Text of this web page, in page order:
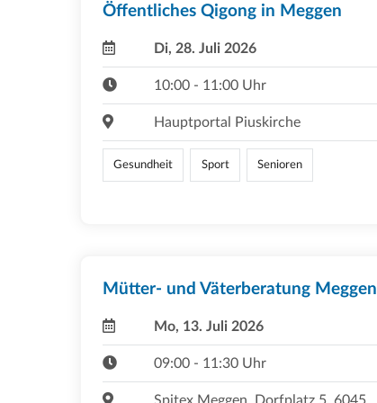
Öffentliches Qigong in Meggen
Di, 28. Juli 2026
10:00 - 11:00 Uhr
Hauptportal Piuskirche
Gesundheit Sport Senioren
Mütter- und Väterberatung Meggen
Mo, 13. Juli 2026
09:00 - 11:30 Uhr
Spitex Meggen, Dorfplatz 5, 6045